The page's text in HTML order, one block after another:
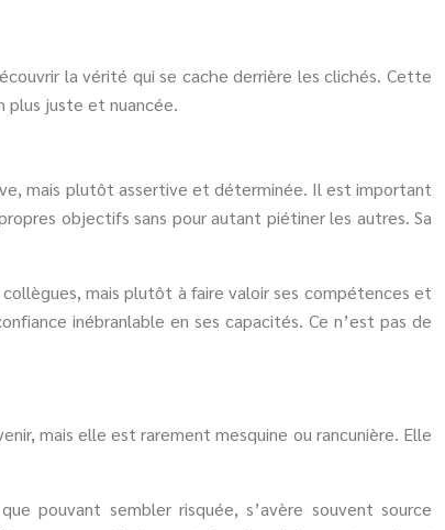
la vérité qui se cache derrière les clichés. Cette
plus juste et nuancée.
mais plutôt assertive et déterminée. Il est important
objectifs sans pour autant piétiner les autres. Sa
mais plutôt à faire valoir ses compétences et
inébranlable en ses capacités. Ce n’est pas de
mais elle est rarement mesquine ou rancunière. Elle
pouvant sembler risquée, s’avère souvent source